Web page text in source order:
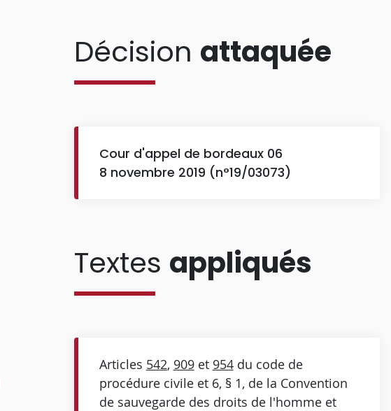
Décision attaquée
Cour d'appel de bordeaux 06
8 novembre 2019 (n°19/03073)
Textes appliqués
Articles 542, 909et 954du code de
procédure civile et 6, § 1, de la Convention
de sauvegarde des droits de l'homme et